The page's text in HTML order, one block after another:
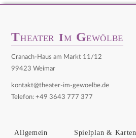
THEATER IM GEWÖLBE
Cranach-Haus am Markt 11/12
99423 Weimar
kontakt@theater-im-gewoelbe.de
Telefon: +49 3643 777 377
Allgemein Spielplan & Karten